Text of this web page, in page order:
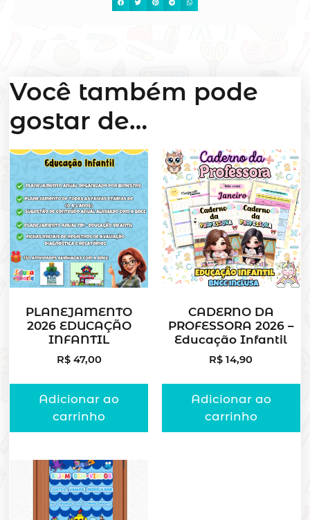
Você também pode
gostar de…
PLANEJAMENTO
2026 EDUCAÇÃO
INFANTIL
R$47,00
Adicionar ao
carrinho
CADERNO DA
PROFESSORA 2026 –
Educação Infantil
R$ 14,90
Adicionar ao
carrinho